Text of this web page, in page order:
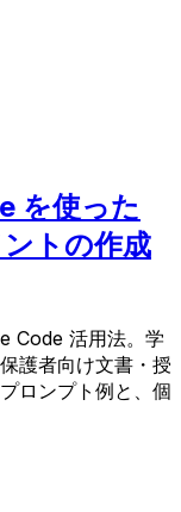
を使った
トの作成
Code 活用法。学
護者向け文書・授
ロンプト例と、個